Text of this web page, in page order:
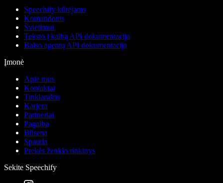
Speechify kūrėjams
Komandoms
Švietimui
Teksto į kalbą API dokumentacija
Balso agentų API dokumentacija
Įmonė
Apie mus
Kontaktai
Tinklaraštis
Karjera
Partneriai
Pagalba
Būsena
Spauda
Prekės ženklo rinkinys
Sekite Speechify